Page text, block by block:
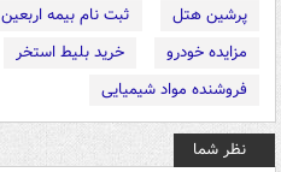
پرشین هتل
ثبت نام بیمه اربعین
مزایده خودرو
خرید بلیط استخر
فروشنده مواد شیمیایی
نظر شما